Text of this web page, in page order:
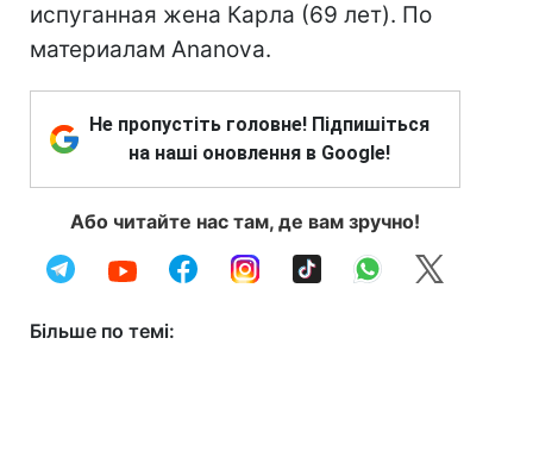
испуганная жена Карла (69 лет). По
материалам Ananova.
Не пропустіть головне! Підпишіться
на наші оновлення в Google!
Або читайте нас там, де вам зручно!
Більше по темі: